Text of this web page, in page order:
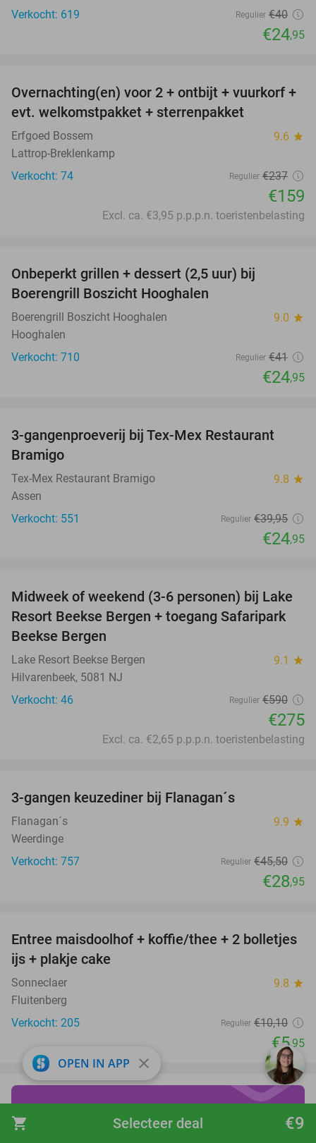
shopping_cart €9
Selecteer deal
Verkocht: 619
Regulier €40
€24,95
33%
Overnachting(en) voor 2 + ontbijt + vuurkorf +
evt. welkomstpakket + sterrenpakket
Erfgoed Bossem 9.6 star
Lattrop-Breklenkamp
Verkocht: 74
Regulier €237
€159
Excl. ca. €3,95 p.p.p.n. toeristenbelasting
Onbeperkt grillen + dessert (2,5 uur) bij
Boerengrill Boszicht Hooghalen
Boerengrill Boszicht Hooghalen 9.0 star
Hooghalen
Verkocht: 710
Regulier €41
€24,95
38%
3-gangenproeverij bij Tex-Mex Restaurant
Bramigo
Tex-Mex Restaurant Bramigo 9.8 star
Assen
Verkocht: 551
Regulier €39,95
€24,95
53%
Midweek of weekend (3-6 personen) bij Lake
Resort Beekse Bergen + toegang Safaripark
Beekse Bergen
Lake Resort Beekse Bergen 9.1 star
Hilvarenbeek, 5081 NJ
Verkocht: 46
Regulier €590
€275
Excl. ca. €2,65 p.p.p.n. toeristenbelasting
3-gangen keuzediner bij Flanagan´s
Flanagan´s 9.9 star
Weerdinge
Verkocht: 757
Regulier €45,50
€28,95
41%
Entree maisdoolhof + koffie/thee + 2 bolletjes
ijs + plakje cake
Sonneclaer 9.8 star
Fluitenberg
Verkocht: 205
Regulier €10,10
€5,95
draai vanaf €19 over de
OPEN IN APP close